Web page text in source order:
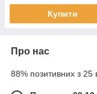
Купити
Про нас
88% позитивних з 25